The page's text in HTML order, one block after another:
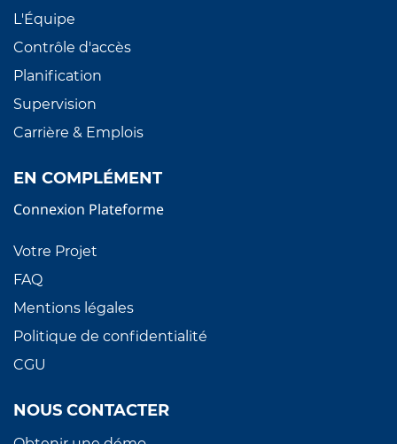
L'Équipe
Contrôle d'accès
Planification
Supervision
Carrière & Emplois
EN COMPLÉMENT
Connexion Plateforme
Votre Projet
FAQ
Mentions légales
Politique de confidentialité
CGU
NOUS CONTACTER